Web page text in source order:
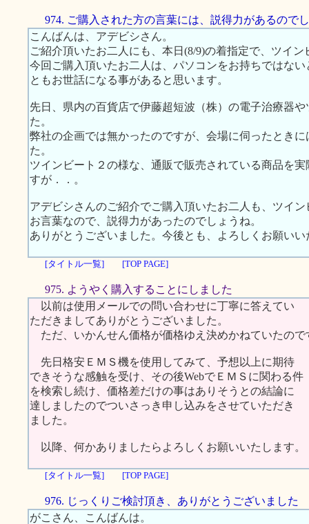
974. ご購入された方の言葉には、説得力があるので
こんばんは、アデビシさん。
ご紹介頂いたお二人にも、本日(8/9)の着指定で、ツイ
今回ご購入頂いたお二人は、パソコンをお持ちではな
ともお世話になる事があると思います。
先日、県内の百貨店で伊藤超短波（株）の電子治療器
た。
弊社の企画では無かったのですが、会場に伺ったとき
た。
ツインビート２の様な、通販で販売されている商品を
すが．．。
アデビシさんのご紹介でご購入頂いたお二人も、ツイ
お言葉なので、説得力があったのでしょうね。
ありがとうございました。今後とも、よろしくお願いい
[タイトル一覧] [TOP PAGE]
975. ようやく購入することにしました
以前は使用メールでの問い合わせに丁寧に答えてい
ただきましてありがとうございました。
ただ、いかんせん価格が価格ゆえ決めかねていたので
先日格安ＥＭＳ機を使用してみて、予想以上に期待
できそうな感触を受け、その後WebでＥＭＳに関わる件
を検索し続け、価格差だけの事はありそうとの結論に
達しましたのでついさっき申し込みをさせていただき
ました。
以降、何かありましたらよろしくお願いいたします。
[タイトル一覧] [TOP PAGE]
976. じっくりご検討頂き、ありがとうございました
がこさん、こんばんは。